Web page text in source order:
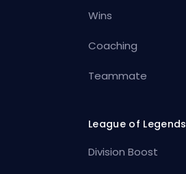
Wins
Coaching
Teammate
League of Legends
Division Boost